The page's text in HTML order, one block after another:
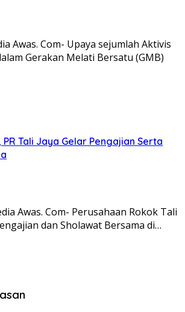
Awas. Com- Upaya sejumlah Aktivis
Gerakan Melati Bersatu (GMB)
Tali Jaya Gelar Pengajian Serta
Awas. Com- Perusahaan Rokok Tali
dan Sholawat Bersama di…